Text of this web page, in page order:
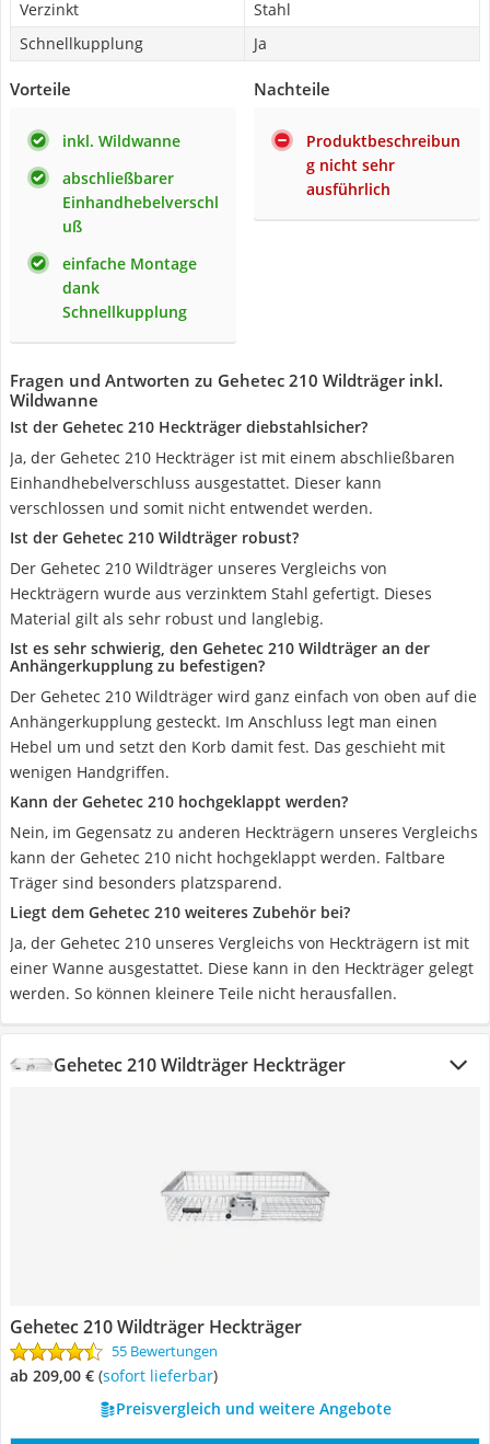
Verzinkt
Stahl
Schnellkupplung
Ja
Vorteile
inkl. Wildwanne
abschließbarer
Einhandhebelverschl
uß
einfache Montage
dank
Schnellkupplung
Nachteile
Produktbeschreibun
g nicht sehr
ausführlich
Fragen und Antworten zu Gehetec 210 Wildträger inkl.
Wildwanne
Ist der Gehetec 210 Heckträger diebstahlsicher?
Ja, der Gehetec 210 Heckträger ist mit einem abschließbaren
Einhandhebelverschluss ausgestattet. Dieser kann
verschlossen und somit nicht entwendet werden.
Ist der Gehetec 210 Wildträger robust?
Der Gehetec 210 Wildträger unseres Vergleichs von
Heckträgern wurde aus verzinktem Stahl gefertigt. Dieses
Material gilt als sehr robust und langlebig.
Ist es sehr schwierig, den Gehetec 210 Wildträger an der
Anhängerkupplung zu befestigen?
Der Gehetec 210 Wildträger wird ganz einfach von oben auf die
Anhängerkupplung gesteckt. Im Anschluss legt man einen
Hebel um und setzt den Korb damit fest. Das geschieht mit
wenigen Handgriffen.
Kann der Gehetec 210 hochgeklappt werden?
Nein, im Gegensatz zu anderen Heckträgern unseres Vergleichs
kann der Gehetec 210 nicht hochgeklappt werden. Faltbare
Träger sind besonders platzsparend.
Liegt dem Gehetec 210 weiteres Zubehör bei?
Ja, der Gehetec 210 unseres Vergleichs von Heckträgern ist mit
einer Wanne ausgestattet. Diese kann in den Heckträger gelegt
werden. So können kleinere Teile nicht herausfallen.
Gehetec 210 Wildträger Heckträger
Gehetec 210 Wildträger Heckträger
55 Bewertungen
ab 209,00 € ( Sofort lieferbar)
Preisvergleich und weitere Angebote